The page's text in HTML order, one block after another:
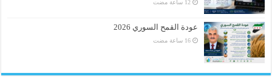
عودة القمح السوري 2026